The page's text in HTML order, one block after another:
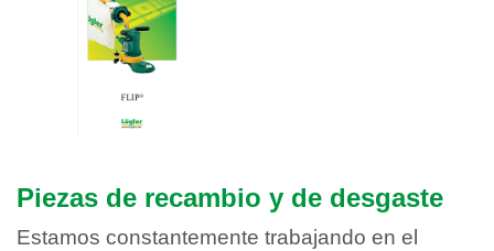
Piezas de recambio y de desgaste
Estamos constantemente trabajando en el